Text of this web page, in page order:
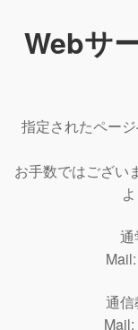
Webサ
指定されたペー
お手数ではござい
通
通信
Mail: